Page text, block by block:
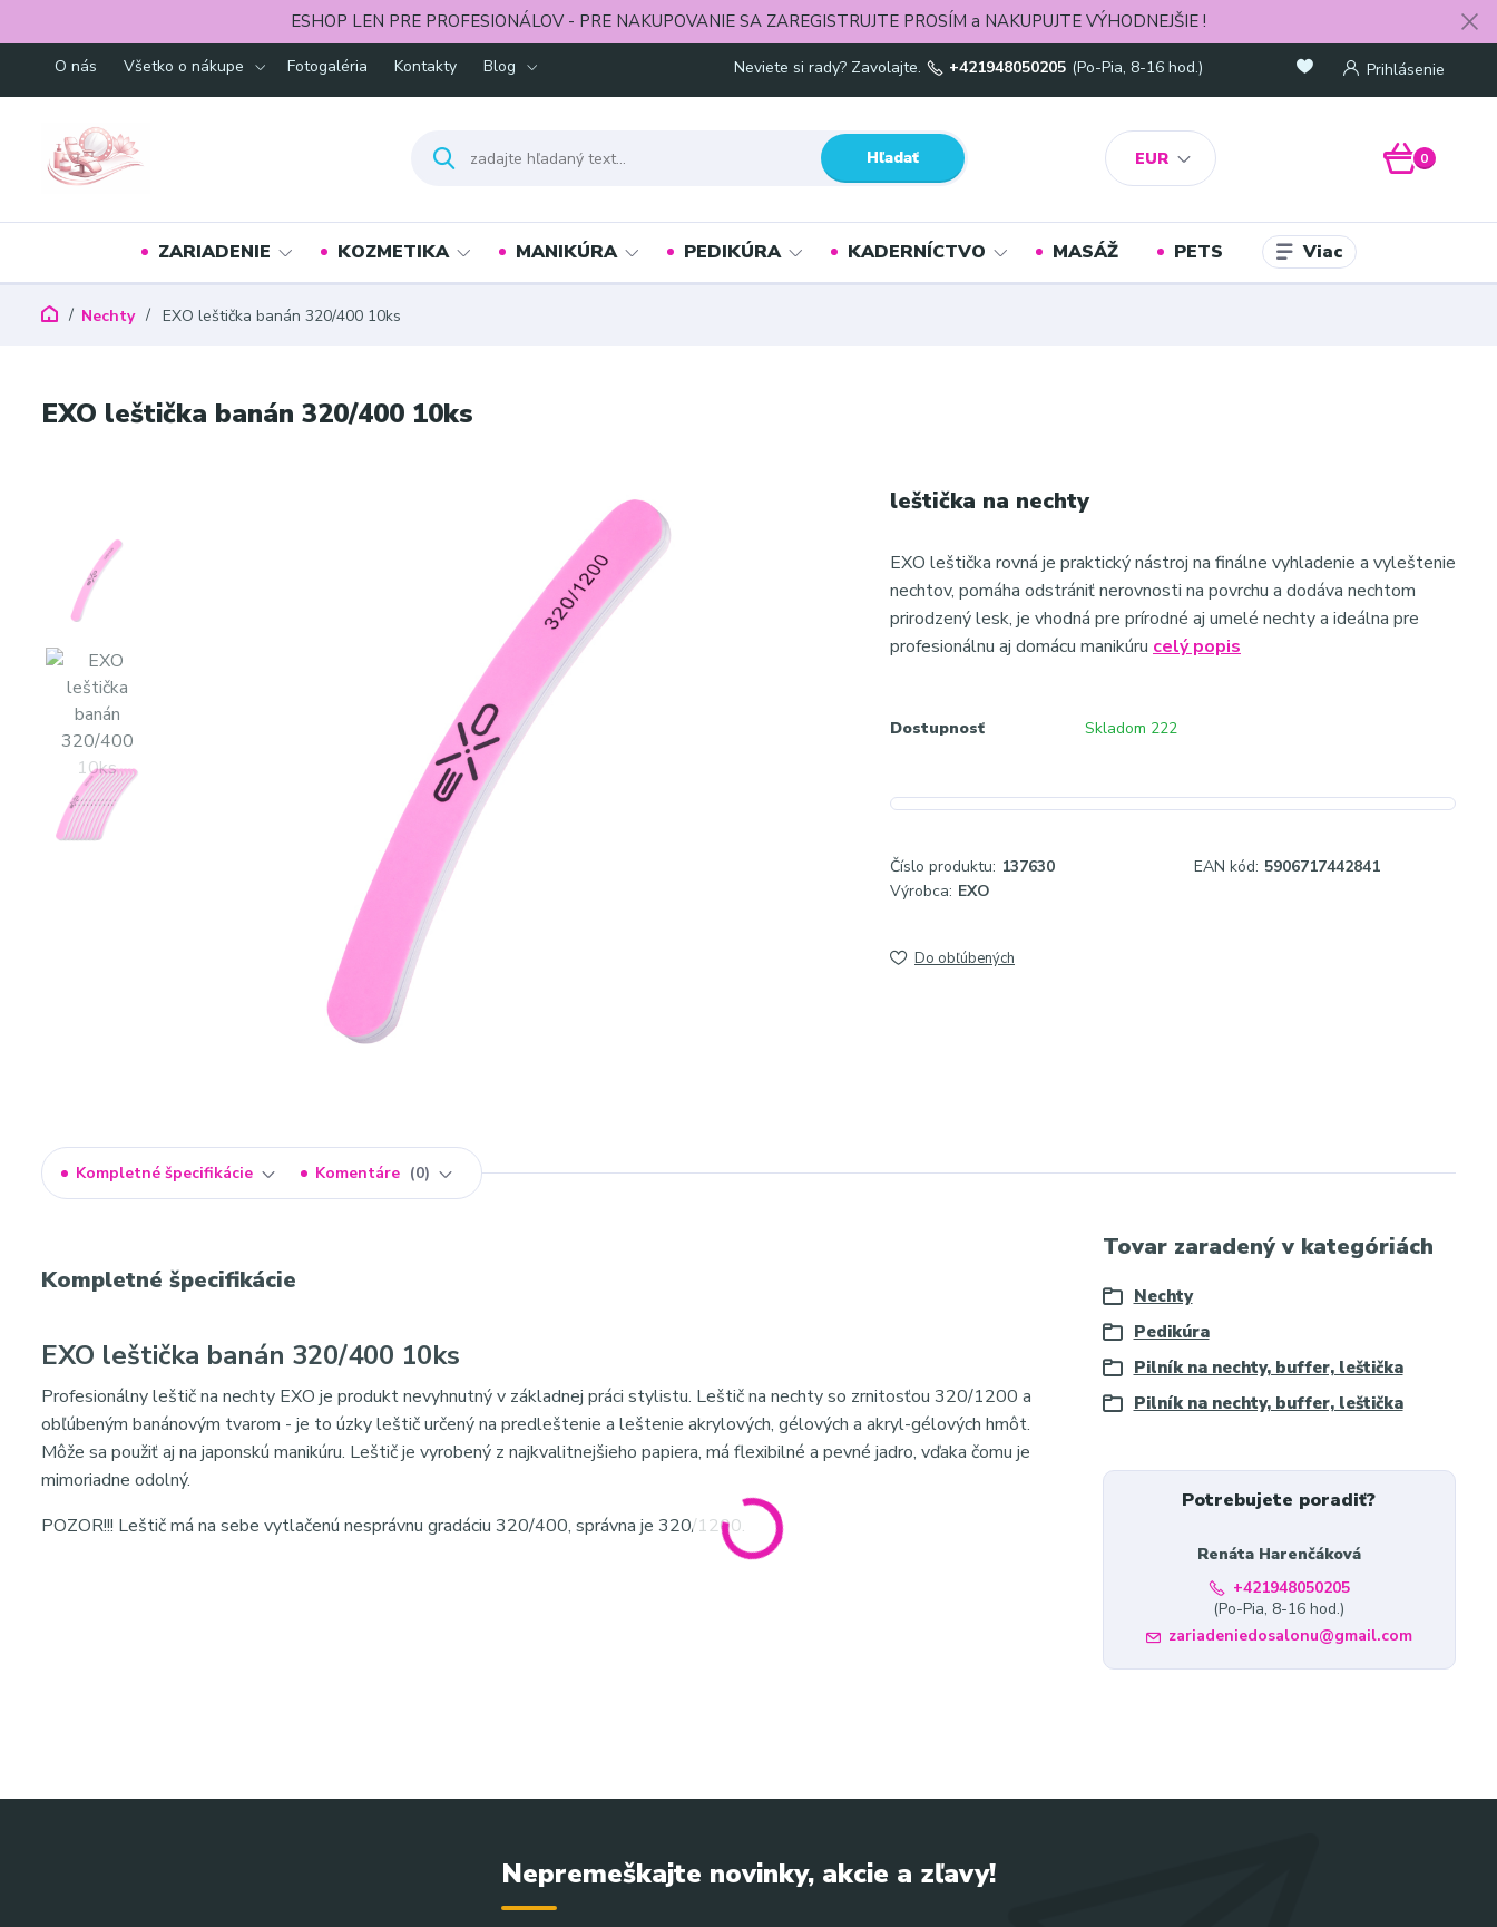
ESHOP LEN PRE PROFESIONÁLOV - PRE NAKUPOVANIE SA ZAREGISTRUJTE PROSÍM a NAKUPUJTE VÝHODNEJŠIE !
O nás Všetko o nákupe Fotogaléria Kontakty Blog
EUR
Prihlásenie
Hľadať
Neviete si rady? Zavolajte. +421948050205 (Po-Pia, 8-16 hod.)
0
ZARIADENIE KOZMETIKA MANIKÚRA PEDIKÚRA KADERNÍCTVO MASÁŽ PETS Viac
Nechty EXO leštička banán 320/400 10ks
EXO leštička banán 320/400 10ks
leštička na nechty
EXO leštička rovná je praktický nástroj na finálne vyhladenie a vyleštenie
nechtov, pomáha odstrániť nerovnosti na povrchu a dodáva nechtom
prirodzený lesk, je vhodná pre prírodné aj umelé nechty a ideálna pre
profesionálnu aj domácu manikúru celý popis
Dostupnosť Skladom 222
Číslo produktu: 137630 EAN kód: 5906717442841
Výrobca: EXO
Do obľúbených
Kompletné špecifikácie Komentáre 0
Kompletné špecifikácie
EXO leštička banán 320/400 10ks
Profesionálny leštič na nechty EXO je produkt nevyhnutný v základnej práci stylistu. Leštič na nechty so zrnitosťou 320/1200 a
obľúbeným banánovým tvarom - je to úzky leštič určený na predleštenie a leštenie akrylových, gélových a akryl-gélových hmôt.
Môže sa použiť aj na japonskú manikúru. Leštič je vyrobený z najkvalitnejšieho papiera, má flexibilné a pevné jadro, vďaka čomu je
mimoriadne odolný.
POZOR!!! Leštič má na sebe vytlačenú nesprávnu gradáciu 320/400, správna je 320/1200.
Tovar zaradený v kategóriách
Nechty
Pedikúra
Pilník na nechty, buffer, leštička
Pilník na nechty, buffer, leštička
Potrebujete poradiť?
Renáta Harenčáková
+421948050205
(Po-Pia, 8-16 hod.)
zariadeniedosalonu@gmail.com
Nepremeškajte novinky, akcie a zľavy!